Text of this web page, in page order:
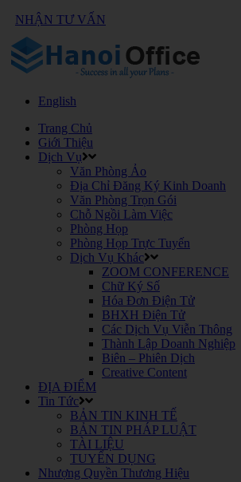
NHẬN TƯ VẤN
English
Trang Chủ
Giới Thiệu
Dịch Vụ
Văn Phòng Ảo
Địa Chỉ Đăng Ký Kinh Doanh
Văn Phòng Trọn Gói
Chỗ Ngồi Làm Việc
Phòng Họp
Phòng Họp Trực Tuyến
Dịch Vụ Khác
ZOOM CONFERENCE
Chữ Ký Số
Hóa Đơn Điện Tử
BHXH Điện Tử
Các Dịch Vụ Viễn Thông
Thành Lập Doanh Nghiệp
Biên – Phiên Dịch
Creative Content
ĐỊA ĐIỂM
Tin Tức
BẢN TIN KINH TẾ
BẢN TIN PHÁP LUẬT
TÀI LIỆU
TUYỂN DỤNG
Nhượng Quyền Thương Hiệu